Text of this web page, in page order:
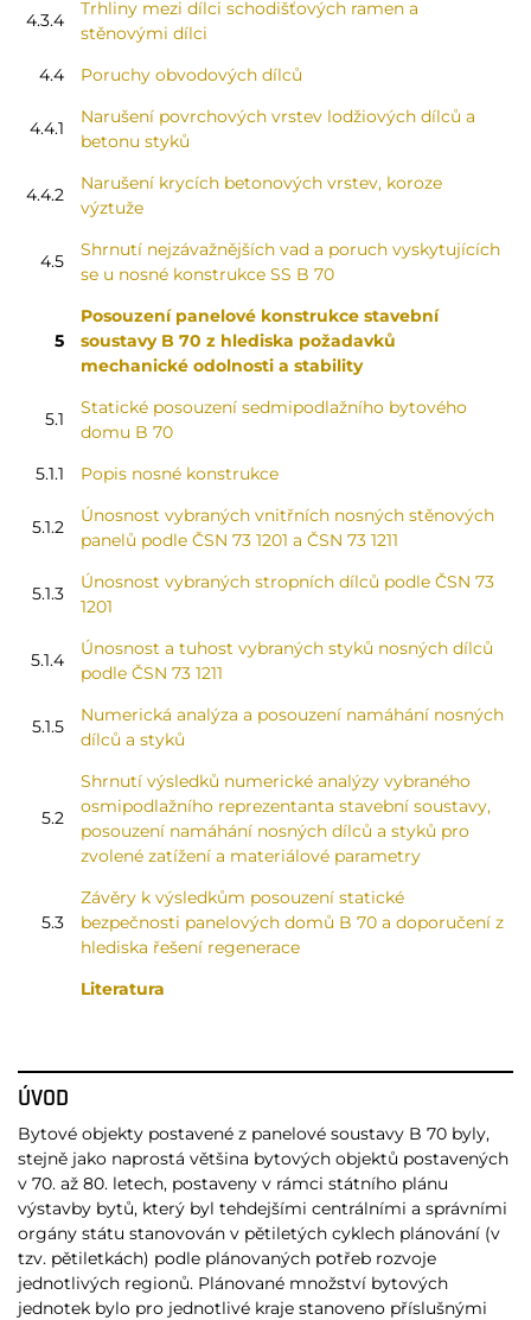
4.3.4
Trhliny mezi dílci schodišťových ramen a
stěnovými dílci
4.4
Poruchy obvodových dílců
4.4.1
Narušení povrchových vrstev lodžiových dílců a
betonu styků
4.4.2
Narušení krycích betonových vrstev, koroze
výztuže
4.5
Shrnutí nejzávažnějších vad a poruch vyskytujících
se u nosné konstrukce SS B 70
5
Posouzení panelové konstrukce stavební
soustavy B 70 z hlediska požadavků
mechanické odolnosti a stability
5.1
Statické posouzení sedmipodlažního bytového
domu B 70
5.1.1
Popis nosné konstrukce
5.1.2
Únosnost vybraných vnitřních nosných stěnových
panelů podle ČSN 73 1201 a ČSN 73 1211
5.1.3
Únosnost vybraných stropních dílců podle ČSN 73
1201
5.1.4
Únosnost a tuhost vybraných styků nosných dílců
podle ČSN 73 1211
5.1.5
Numerická analýza a posouzení namáhání nosných
dílců a styků
5.2
Shrnutí výsledků numerické analýzy vybraného
osmipodlažního reprezentanta stavební soustavy,
posouzení namáhání nosných dílců a styků pro
zvolené zatížení a materiálové parametry
5.3
Závěry k výsledkům posouzení statické
bezpečnosti panelových domů B 70 a doporučení z
hlediska řešení regenerace
Literatura
ÚVOD
Bytové objekty postavené z panelové soustavy B 70 byly,
stejně jako naprostá většina bytových objektů postavených
v 70. až 80. letech, postaveny v rámci státního plánu
výstavby bytů, který byl tehdejšími centrálními a správními
orgány státu stanovován v pětiletých cyklech plánování (v
tzv. pětiletkách) podle plánovaných potřeb rozvoje
jednotlivých regionů. Plánované množství bytových
jednotek bylo pro jednotlivé kraje stanoveno příslušnými